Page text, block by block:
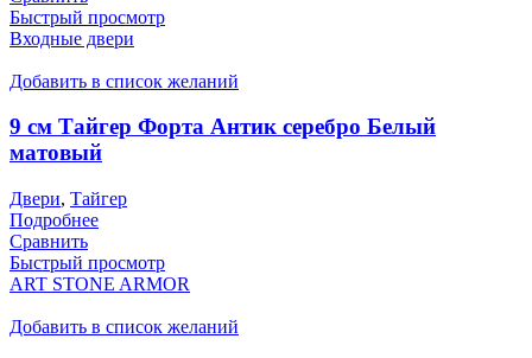
Быстрый просмотр
Входные двери
Добавить в список желаний
9 см Тайгер Форта Антик серебро Белый
матовый
Двери, Тайгер
Подробнее
Сравнить
Быстрый просмотр
ART STONE ARMOR
Добавить в список желаний